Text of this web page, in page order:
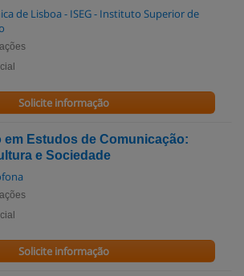
de Lisboa - ISEG - Instituto Superior de
Solicite informação
em Estudos de Comunicação:
e Sociedade
Solicite informação